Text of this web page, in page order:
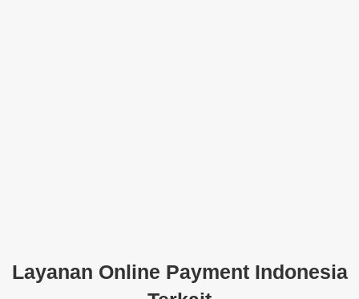
Layanan Online Payment Indonesia